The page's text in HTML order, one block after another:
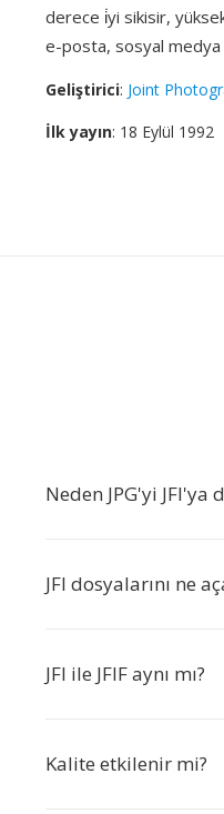
derece i̇yi sikisir,
e-posta, sosyal
Geliştirici: Joint
İlk yayın: 18 Eylül 1992
Neden JPG'yi
JFI dosyalarını ne
JFI ile JFIF aynı mı?
Kalite etkilenir mi?